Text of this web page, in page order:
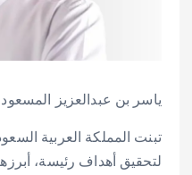
ياسر بن عبدالعزيز
لتحقيق أهداف رئيسة،